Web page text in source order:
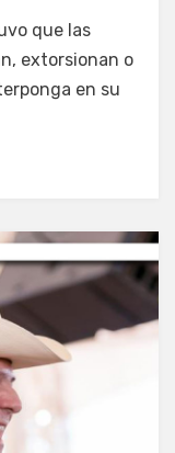
que las
extorsionan o
en su